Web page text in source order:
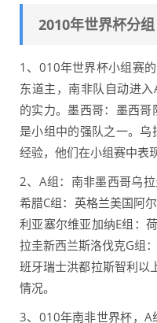
2010年世界杯分组
1、010年世界杯小组赛
东道主，南非队自动进
的实力。墨西哥：墨西哥
是小组中的强队之一。
经验，他们在小组赛中表
2、A组：南非墨西哥乌
希腊C组：英格兰美国阿
利亚塞尔维亚加纳E组：
拉圭新西兰斯洛伐克G组
班牙瑞士洪都拉斯智利以
情况。
3、010年南非世界杯，A